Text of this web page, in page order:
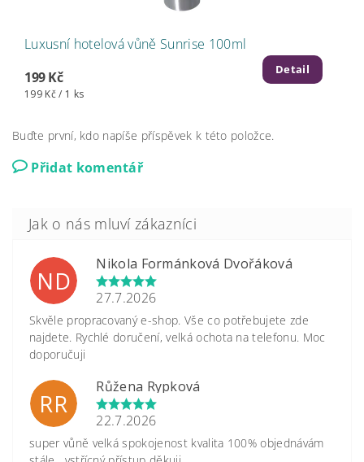
Luxusní hotelová vůně Sunrise 100ml
199 Kč
199 Kč / 1 ks
Detail
Buďte první, kdo napíše příspěvek k této položce.
Přidat komentář
ND
Nikola Formánková Dvořáková
27.7.2026
Skvěle propracovaný e-shop. Vše co potřebujete zde
najdete. Rychlé doručení, velká ochota na telefonu. Moc
doporučuji
RR
Růžena Rypková
22.7.2026
super vůně velká spokojenost kvalita 100% objednávám